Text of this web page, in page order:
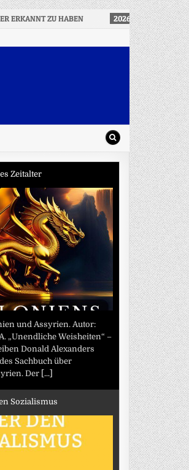
ERKANNT ZU HABEN 2026-08-07
Zeitalter
und Assyrien. Autor:
„Unendliche Weisheiten“ –
Donald Alexanders
Sachbuch über
Der [...]
Sozialismus